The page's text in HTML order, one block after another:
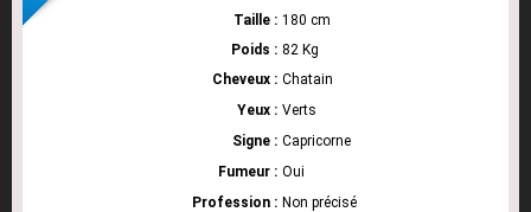
Taille : 180 cm
Poids : 82 Kg
Cheveux : Chatain
Yeux : Verts
Signe : Capricorne
Fumeur : Oui
Profession : Non précisé